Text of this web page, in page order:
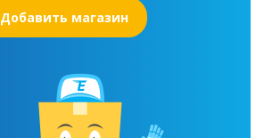
Добавить магазин